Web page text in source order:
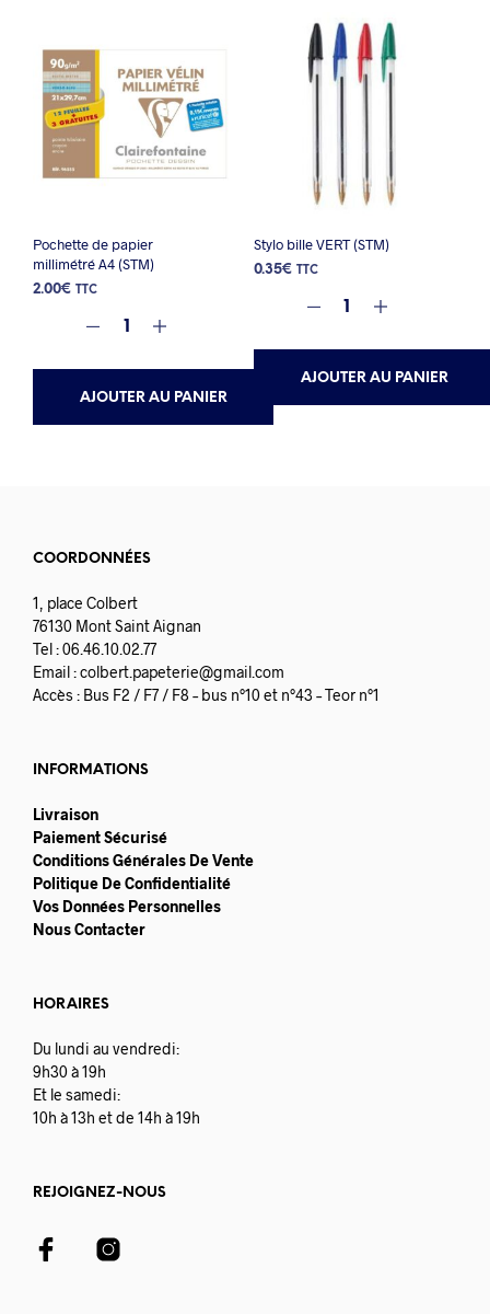
Pochette de papier
millimétré A4 (STM)
2.00€ TTC
AJOUTER AU PANIER
Stylo bille VERT (STM)
0.35€ TTC
AJOUTER AU PANIER
COORDONNÉES
1, place Colbert
76130 Mont Saint Aignan
Tel : 06.46.10.02.77
Email :colbert.papeterie@gmail.com
Accès : Bus F2 / F7 / F8 – bus n°10 et n°43 – Teor n°1
INFORMATIONS
Livraison
Paiement Sécurisé
Conditions Générales De Vente
Politique De Confidentialité
Vos Données Personnelles
Nous Contacter
HORAIRES
Du lundi au vendredi:
9h30 à 19h
Et le samedi:
10h à 13h et de 14h à 19h
REJOIGNEZ-NOUS